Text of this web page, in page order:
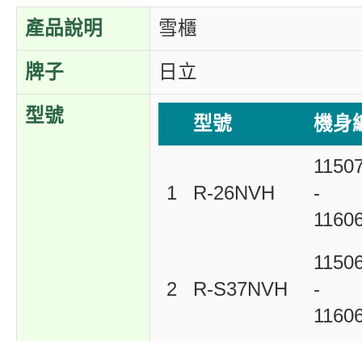
產品說明 雪櫃
牌子 日立
型號 型號 機身
1 R-26NVH
-
2 R-S37NVH
-